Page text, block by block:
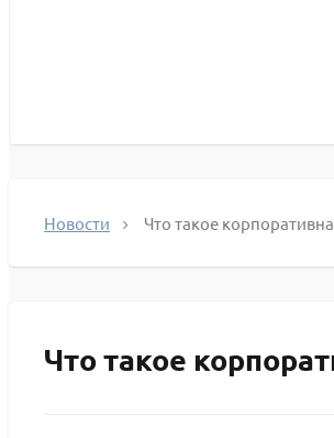
Новости Что такое
Что такое